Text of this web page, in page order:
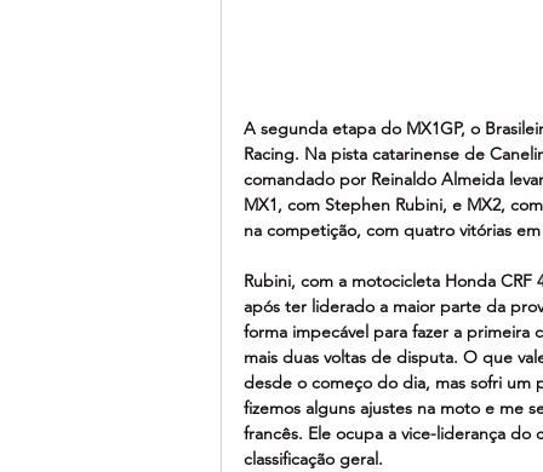
A segunda etapa do MX1GP, o
Racing. Na pista catarinense de
comandado por Reinaldo Almeida
MX1, com Stephen Rubini, e MX2,
na competição, com quatro vitórias
Rubini, com a motocicleta Honda
após ter liderado a maior parte da
forma impecável para fazer a primeira
mais duas voltas de disputa. O que
desde o começo do dia, mas sofri um
fizemos alguns ajustes na moto e me
francês. Ele ocupa a vice-liderança
classificação geral.